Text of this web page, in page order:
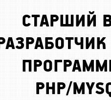
СТАРШИЙ
PHP/